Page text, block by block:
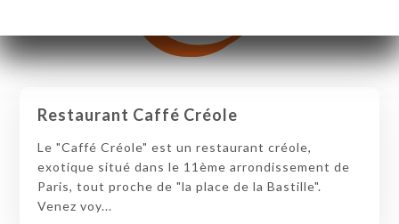
Restaurant Caffé Créole
Le "Caffé Créole" est un restaurant créole,
exotique situé dans le 11ème arrondissement de
Paris, tout proche de "la place de la Bastille".
Venez voy...